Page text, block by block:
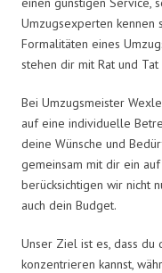
Umzugsexperten kennen
Formalitäten eines
stehen dir mit Rat und Tat
Bei Umzugsmeister
auf eine individuelle
deine Wünsche und
gemeinsam mit dir ein
berücksichtigen wir nicht
auch dein Budget.
Unser Ziel ist es, dass du
konzentrieren kannst,